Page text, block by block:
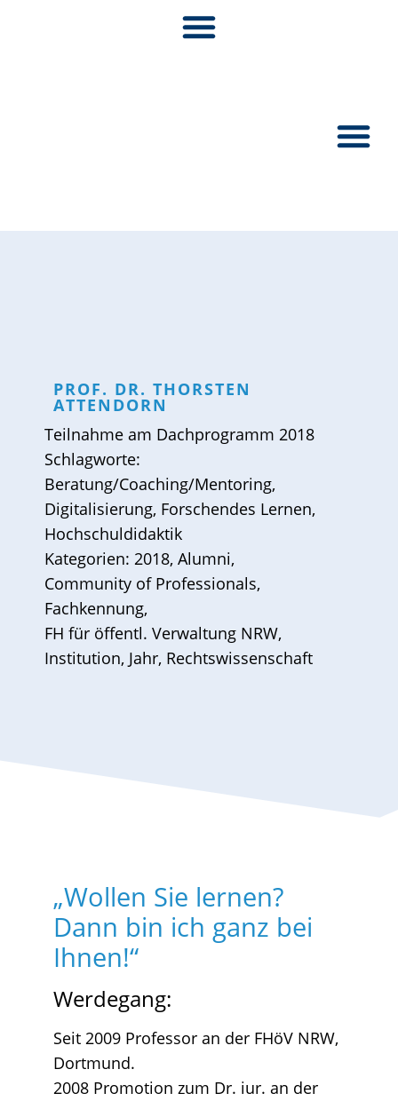
PROF. DR. THORSTEN
ATTENDORN
Teilnahme am Dachprogramm 2018
Schlagworte:
Beratung/Coaching/Mentoring,
Digitalisierung, Forschendes Lernen,
Hochschuldidaktik
Kategorien: 2018, Alumni,
Community of Professionals,
Fachkennung,
FH für öffentl. Verwaltung NRW,
Institution, Jahr, Rechtswissenschaft
„Wollen Sie lernen?
Dann bin ich ganz bei
Ihnen!“
Werdegang:
Seit 2009 Professor an der FHöV NRW,
Dortmund.
2008 Promotion zum Dr. iur. an der